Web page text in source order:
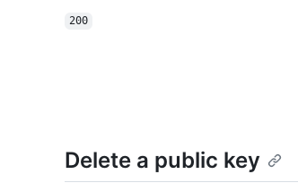
200
Delete a public key